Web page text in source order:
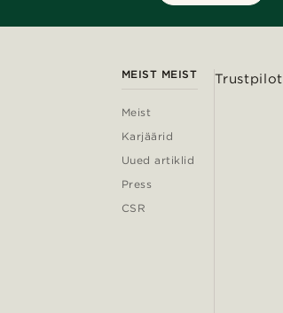
MEIST MEIST
Meist
Karjäärid
Uued artiklid
Press
CSR
Trustpilot